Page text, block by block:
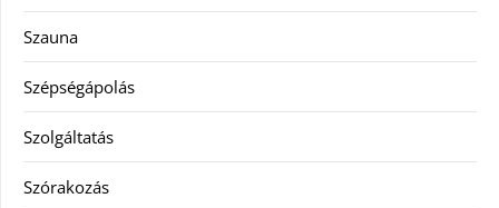
Szauna
Szépségápolás
Szolgáltatás
Szórakozás